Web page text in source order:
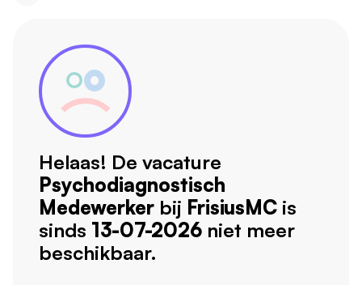
Helaas! De vacature
Psychodiagnostisch
Medewerker bij FrisiusMC is
sinds 13-07-2026 niet meer
beschikbaar.